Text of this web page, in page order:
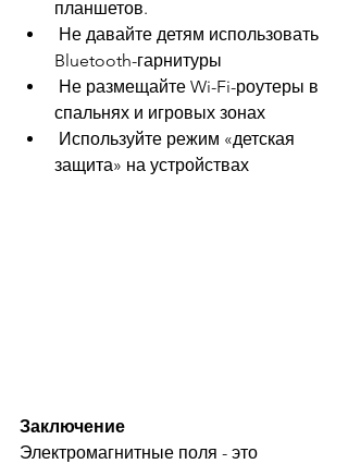
планшетов.
Bluetooth-гарнитуры
спальнях и игровых зонах
защита» на устройствах
Заключение
Электромагнитные поля - это